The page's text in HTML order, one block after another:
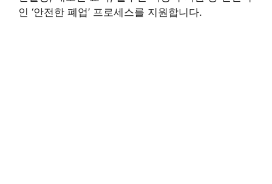
인 ‘안전한 폐업’ 프로세스를 지원합니다.